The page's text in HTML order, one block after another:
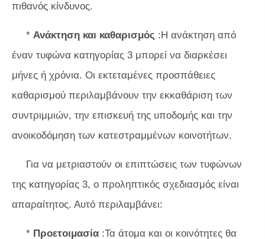
πιθανός κίνδυνος.
* Ανάκτηση και καθαρισμός :Η ανάκτηση από
έναν τυφώνα κατηγορίας 3 μπορεί να διαρκέσει
μήνες ή χρόνια. Οι εκτεταμένες προσπάθειες
καθαρισμού περιλαμβάνουν την εκκαθάριση των
συντριμμιών, την επισκευή της υποδομής και την
ανοικοδόμηση των κατεστραμμένων κοινοτήτων.
Για να μετριαστούν οι επιπτώσεις των τυφώνων
της κατηγορίας 3, ο προληπτικός σχεδιασμός είναι
απαραίτητος. Αυτό περιλαμβάνει:
* Προετοιμασία :Τα άτομα και οι κοινότητες θα